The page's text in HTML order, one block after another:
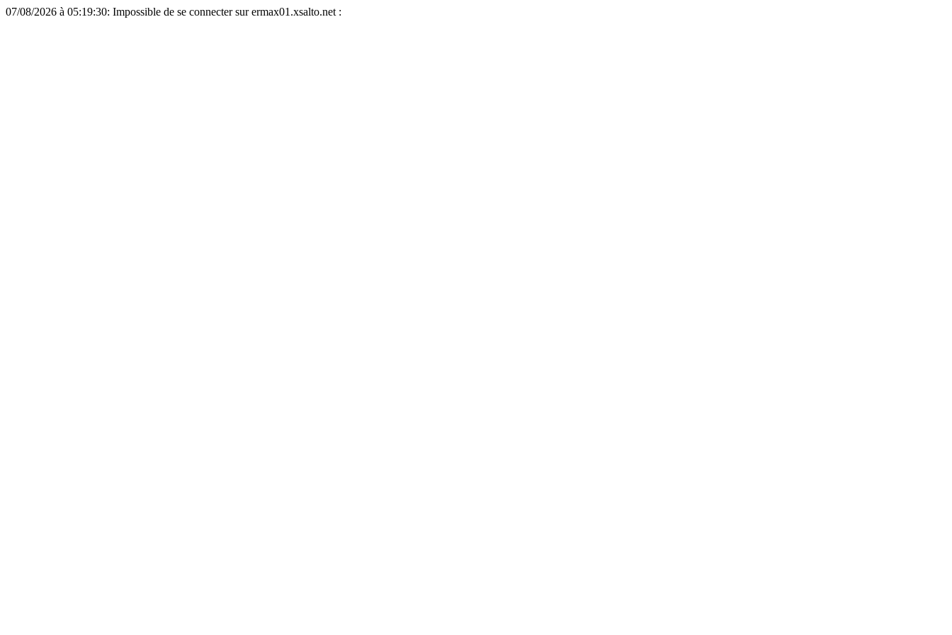
07/08/2026 à 05:19:30: Impossible de se connecter sur ermax01.xsalto.net :